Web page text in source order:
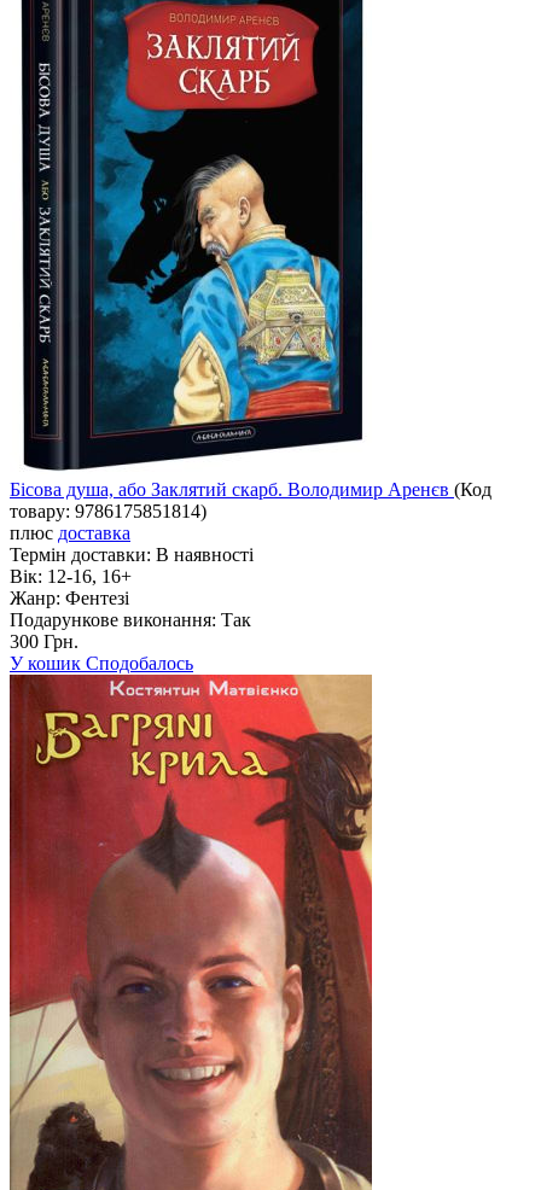
Бісова душа, або Заклятий скарб. Володимир Аренєв (Код
товару: 9786175851814)
плюс доставка
Термін доставки: В наявності
Вік: 12-16, 16+
Жанр: Фентезі
Подарункове виконання: Так
300 Грн.
У кошик Сподобалось